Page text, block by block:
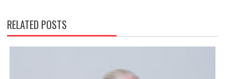
RELATED POSTS